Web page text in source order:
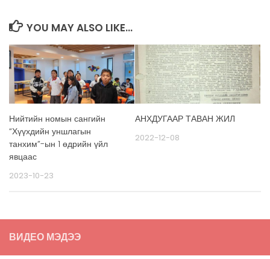
YOU MAY ALSO LIKE...
Нийтийн номын сангийн
“Хүүхдийн уншлагын
танхим”-ын 1 өдрийн үйл
явцаас
2023-10-23
АНХДУГААР ТАВАН ЖИЛ
2022-12-08
ВИДЕО МЭДЭЭ